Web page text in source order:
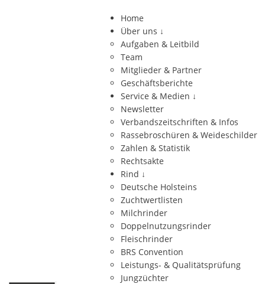
Home
Über uns ↓
Aufgaben & Leitbild
Team
Mitglieder & Partner
Geschäftsberichte
Service & Medien ↓
Newsletter
Verbandszeitschriften & Infos
Rassebroschüren & Weideschilder
Zahlen & Statistik
Rechtsakte
Rind ↓
Deutsche Holsteins
Zuchtwertlisten
Milchrinder
Doppelnutzungsrinder
Fleischrinder
BRS Convention
Leistungs- & Qualitätsprüfung
Jungzüchter